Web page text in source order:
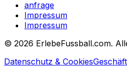
anfrage
Impressum
Impressum
© 2026 ErlebeFussball.com.
Datenschutz & Cookies